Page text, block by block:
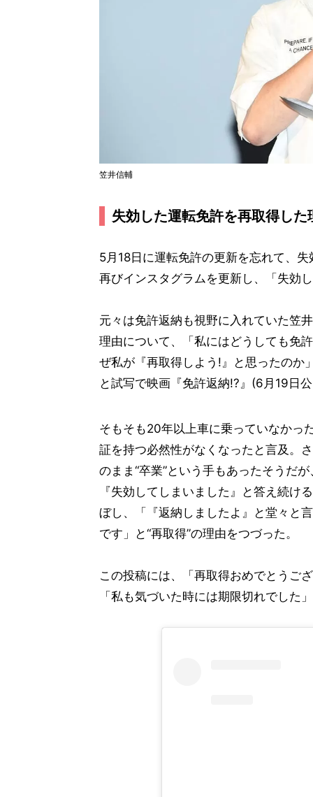
笠井信輔
失効した運転免許を再取得した
5月18日に運転免許の更新を忘れて、
再びインスタグラムを更新し、「失効
元々は免許返納も視野に入れていた笠
理由について、「私にはどうしても免
ぜ私が『再取得しよう!』と思ったのか
と試写で映画『免許返納!?』(6月19日
そもそも20年以上車に乗っていなかっ
証を持つ必然性がなくなったと言及。
のまま“卒業”という手もあったそうだ
『失効してしまいました』と答え続け
ぼし、「『返納しましたよ』と堂々と
です」と“再取得”の理由をつづった。
この投稿には、「再取得おめでとうご
「私も気づいた時には期限切れでした